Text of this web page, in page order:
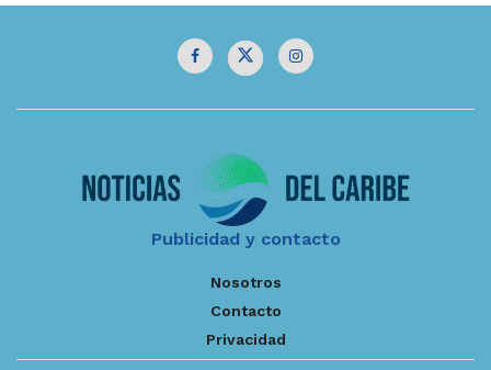
Publicidad y contacto
Nosotros
Contacto
Privacidad